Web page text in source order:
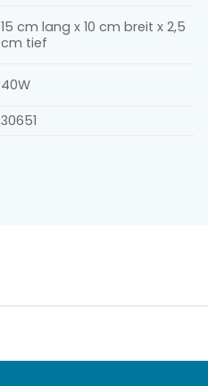
15 cm lang x 10 cm breit x 2,5
cm tief
40W
30651